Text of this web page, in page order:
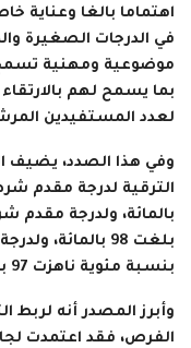
اهتماما بالغا وعناية
في الدرجات الصغيرة
موضوعية ومهنية تسمح
بما يسمح لهم
لعدد المستفيدين
وفي هذا الصدد، يضيف
بنسبة مئوية ناهزت 97 بالمائة من إجمالي المرشحين للترقية.
وأبرز المصدر أنه لربط
الفرص، فقد اعتمدت